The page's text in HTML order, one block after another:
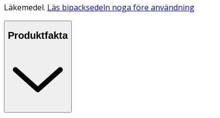
Läkemedel. Läs bipacksedeln noga före användning
Produktfakta